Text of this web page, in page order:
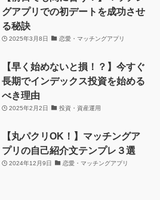
グアプリでの初デートを成功させ
る秘訣
2025年3月8日 恋愛・マッチングアプリ
【早く始めないと損！？】今すぐ
長期でインデックス投資を始める
べき理由
2025年2月2日 投資・資産運用
【丸パクリOK！】マッチングア
プリの自己紹介文テンプレ３選
2024年12月9日 恋愛・マッチングアプリ